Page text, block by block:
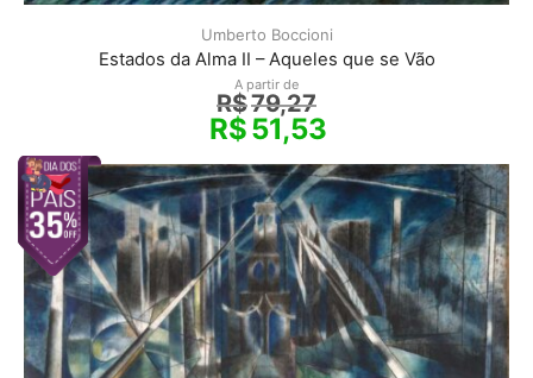
Umberto Boccioni
Estados da Alma II – Aqueles que se Vão
A partir de
R$79,27
R$51,53